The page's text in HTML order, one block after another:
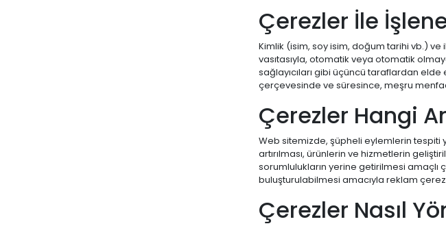
Çerezler İle
Kimlik (isim, soy isim, doğum tarihi vb.)
vasıtasıyla, otomatik veya otomatik
sağlayıcıları gibi üçüncü taraflardan
çerçevesinde ve süresince, meşru
Çerezler Hangi
Web sitemizde, şüpheli eylemlerin tespiti
artırılması, ürünlerin ve hizmetlerin
sorumlulukların yerine getirilmesi amaçlı
buluşturulabilmesi amacıyla reklam
Çerezler Nasıl